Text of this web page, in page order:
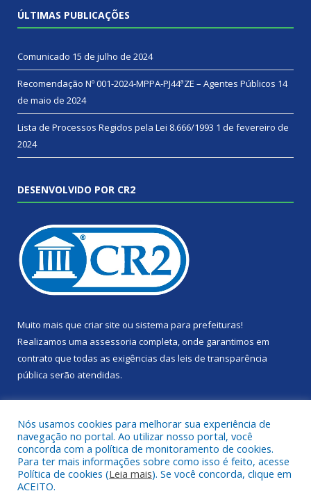
ÚLTIMAS PUBLICAÇÕES
Comunicado 15 de julho de 2024
Recomendação Nº 001-2024-MPPA-PJ44ªZE – Agentes Públicos 14
de maio de 2024
Lista de Processos Regidos pela Lei 8.666/1993 1 de fevereiro de
2024
DESENVOLVIDO POR CR2
Muito mais que criar site ou sistema para prefeituras!
Realizamos uma assessoria completa, onde garantimos em
contrato que todas as exigências das leis de transparência
pública serão atendidas.
Todos os direitos reservados a Câmara Municipal de Portel.
Nós usamos cookies para melhorar sua experiência de
navegação no portal. Ao utilizar nosso portal, você
concorda com a política de monitoramento de cookies.
Para ter mais informações sobre como isso é feito, acesse
Política de cookies (Leia mais). Se você concorda, clique em
ACEITO.